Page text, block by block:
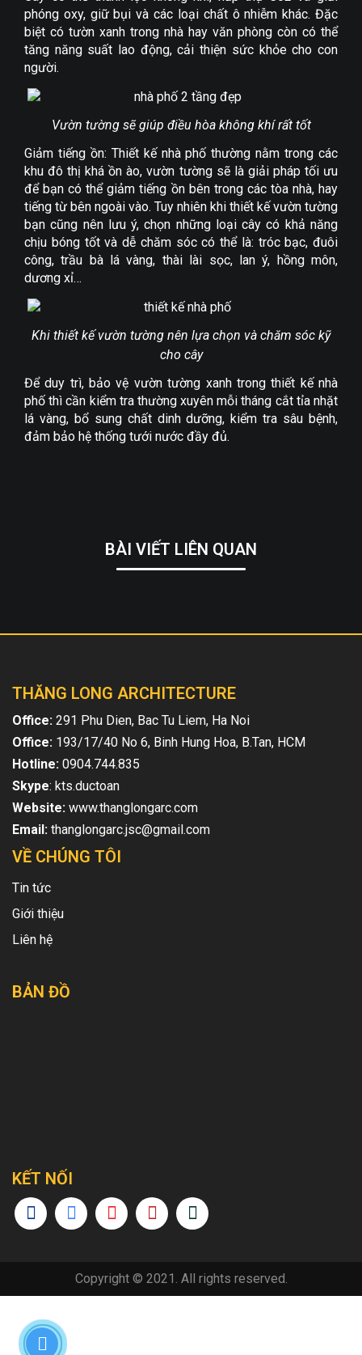
phóng oxy, giữ bụi và các loại chất ô nhiễm khác. Đặc
biệt có tườn xanh trong nhà hay văn phòng còn có thể
tăng năng suất lao động, cải thiện sức khỏe cho con
người.
Vườn tường sẽ giúp điều hòa không khí rất tốt
Giảm tiếng ồn: Thiết kế nhà phố thường nằm trong các
khu đô thị khá ồn ào, vườn tường sẽ là giải pháp tối ưu
để bạn có thể giảm tiếng ồn bên trong các tòa nhà, hay
tiếng từ bên ngoài vào. Tuy nhiên khi thiết kế vườn tường
bạn cũng nên lưu ý, chọn những loại cây có khả năng
chịu bóng tốt và dễ chăm sóc có thể là: tróc bạc, đuôi
công, trầu bà lá vàng, thài lài sọc, lan ý, hồng môn,
dương xỉ…
Khi thiết kế vườn tường nên lựa chọn và chăm sóc kỹ
cho cây
Để duy trì, bảo vệ vườn tường xanh trong thiết kế nhà
phố thì cần kiểm tra thường xuyên mỗi tháng cắt tỉa nhặt
lá vàng, bổ sung chất dinh dưỡng, kiểm tra sâu bệnh,
đảm bảo hệ thống tưới nước đầy đủ.
BÀI VIẾT LIÊN QUAN
THĂNG LONG ARCHITECTURE
Office: 291 Phu Dien, Bac Tu Liem, Ha Noi
Office: 193/17/40 No 6, Binh Hung Hoa, B.Tan, HCM
Hotline: 0904.744.835
Skype: kts.ductoan
Website: www.thanglongarc.com
Email: thanglongarc.jsc@gmail.com
VỀ CHÚNG TÔI
Tin tức
Giới thiệu
Liên hệ
BẢN ĐỒ
KẾT NỐI
Copyright © 2021. All rights reserved.